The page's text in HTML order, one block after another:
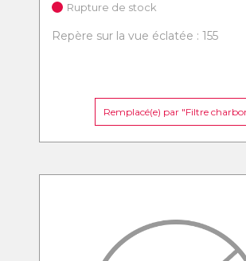
Rupture de stock
Repère sur la vue éclatée : 155
Remplacé(e) par "Filtre